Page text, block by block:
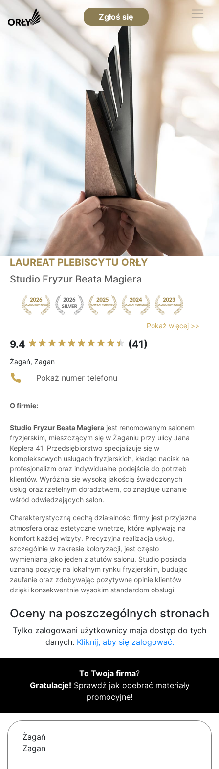
Zgłoś się
LAUREAT PLEBISCYTU ORŁY
Studio Fryzur Beata Magiera
Pokaż więcej >>
9.4 (41)
Żagań, Zagan
Pokaż numer telefonu
O firmie:
Studio Fryzur Beata Magiera jest renomowanym salonem
fryzjerskim, mieszczącym się w Żaganiu przy ulicy Jana
Keplera 41. Przedsiębiorstwo specjalizuje się w
kompleksowych usługach fryzjerskich, kładąc nacisk na
profesjonalizm oraz indywidualne podejście do potrzeb
klientów. Wyróżnia się wysoką jakością świadczonych
usług oraz rzetelnym doradztwem, co znajduje uznanie
wśród odwiedzających salon.
Charakterystyczną cechą działalności firmy jest przyjazna
atmosfera oraz estetyczne wnętrze, które wpływają na
komfort każdej wizyty. Precyzyjna realizacja usług,
szczególnie w zakresie koloryzacji, jest często
wymieniana jako jeden z atutów salonu. Studio posiada
uznaną pozycję na lokalnym rynku fryzjerskim, budując
zaufanie oraz zdobywając pozytywne opinie klientów
dzięki konsekwentnie wysokim standardom obsługi.
Oceny na poszczególnych stronach
Tylko zalogowani użytkownicy maja dostęp do tych
danych. Kliknij, aby się zalogować.
To Twoja firma?
Gratulacje! Sprawdź jak odebrać materiały
promocyjne!
Żagań
Zagan